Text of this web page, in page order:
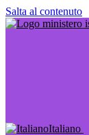
Salta al contenuto
Italiano